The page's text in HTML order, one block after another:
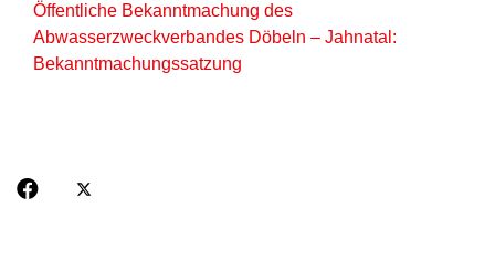
Öffentliche Bekanntmachung des
Abwasserzweckverbandes Döbeln – Jahnatal:
Bekanntmachungssatzung